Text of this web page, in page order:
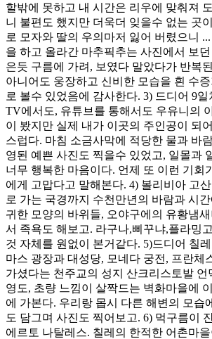
할밖에 못하고 내 시간은 리우에 맞춰져
니 불편도 했지만 더욱더 잊을수 없는 곳
로 모자와 딸의 우의마저 잃어 버렸으니
을 하고 올라간 마추픽추는 사진에서 보
은듯 구름에 가려, 보였다 말았다가 반복
아니어도 웅장하고 신비한 모습을 흰 수증
로 볼수 있었음에 감사한다. 3) 드디어 9
TV에서도, 유튜브를 통해서도 우유니의
이 봤지만 실제 내가 이곳의 주인공이 되
스럽다. 마침 소금사막에 적당한 물과 바
영된 예쁜 사진도 찍을수 있었고, 일몰과
너무 행복한 마음이다. 언제 또 이런 기회
에게 고맙다고 말해본다. 4) 볼리비아 고
로 가는 국경까지 수천만년의 바람과 시
귀한 모양의 바위들, 오야구에의 유황냄
서 족욕도 해보고. 라구나,삐꾸냐,플라밍
것 자체를 원없이 본거같다. 5)드디어 칠
마스 광장과 대성당, 모네다 궁전, 프란체
가셨다는 천주교의 성지 산크리스토발 언
영도, 초량 느낌이 살짝드는 벽화마을에
에 가본다. 우리랑 몹시 다른 해변의 모습
도 담그며 사진도 찍어보고. 6) 먹구름이
에르토 나탈레스. 칠레의 한적한 어촌마